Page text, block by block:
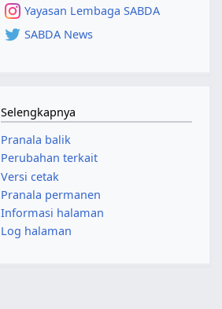
Yayasan Lembaga SABDA
SABDA News
Selengkapnya
Pranala balik
Perubahan terkait
Versi cetak
Pranala permanen
Informasi halaman
Log halaman